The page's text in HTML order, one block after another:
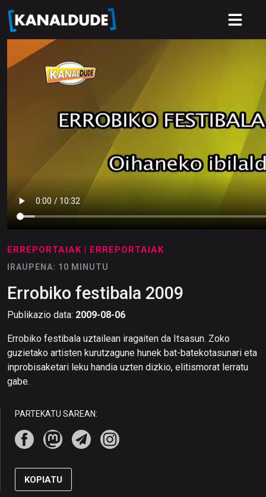
ERREPORTAIAK | ERREPORTAIAK
IRAUPENA: 10 MINUTU
Errobiko festibala 2009
Publikazio data: 2009-08-06
Errobiko festibala uztailean iragaiten da Itsasun. Zoko
guzietako artisten kurutzagune hunek bat-batekotasunari eta
inprobisaketari leku handia uzten dizkio, elitismorat lerratu
gabe.
PARTEKATU SAREAN:
KOPIATU